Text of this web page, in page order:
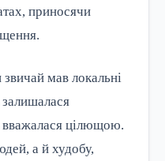
приносячи
мав локальні
залишалася
вважалася цілющою.
а й худобу,